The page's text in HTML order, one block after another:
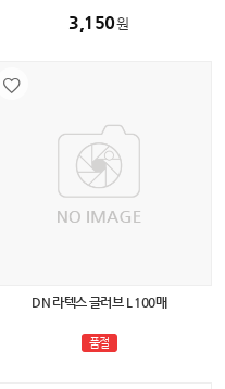
3,150원
DN 라텍스 글러브 L 100매
품절